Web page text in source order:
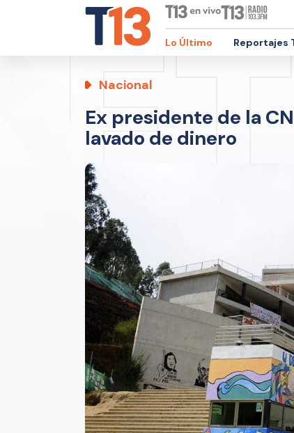
Lo Último Reportajes
Nacional
Ex presidente de la
lavado de dinero